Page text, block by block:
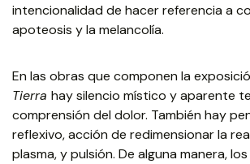
intencionalidad de hacer referencia a
apoteosis y la melancolía.
En las obras que componen la
Tierra hay silencio místico y aparente
comprensión del dolor. También hay
reflexivo, acción de redimensionar la
plasma, y pulsión. De alguna manera,